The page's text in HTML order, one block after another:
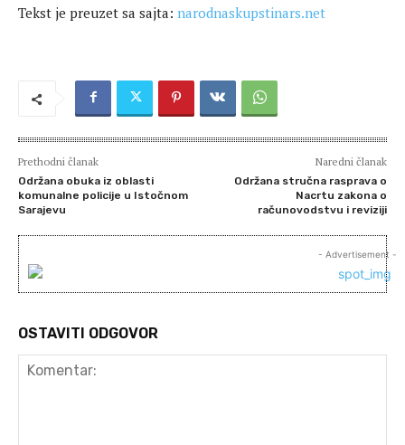
Tekst je preuzet sa sajta: narodnaskupstinars.net
Prethodni članak
Održana obuka iz oblasti
komunalne policije u Istočnom
Sarajevu
Naredni članak
Održana stručna rasprava o
Nacrtu zakona o
računovodstvu i reviziji
- Advertisement -
OSTAVITI ODGOVOR